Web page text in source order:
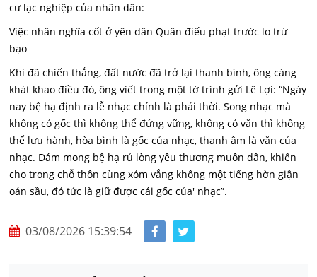
cư lạc nghiệp của nhân dân:
Việc nhân nghĩa cốt ở yên dân Quân điếu phạt trước lo trừ
bạo
Khi đã chiến thắng, đất nước đã trở lại thanh bình, ông càng
khát khao điều đó, ông viết trong một tờ trình gửi Lê Lợi: “Ngày
nay bệ hạ định ra lễ nhạc chính là phải thời. Song nhạc mà
không có gốc thì không thể đứng vững, không có văn thì không
thể lưu hành, hòa bình là gốc của nhạc, thanh âm là văn của
nhạc. Dám mong bệ hạ rủ lòng yêu thương muôn dân, khiến
cho trong chỗ thôn cùng xóm vắng không một tiếng hờn giận
oản sầu, đó tức là giữ được cái gốc của' nhạc”.
03/08/2026 15:39:54